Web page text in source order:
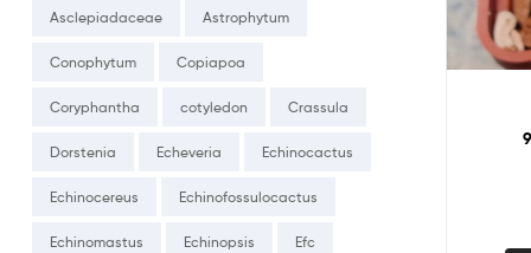
Asclepiadaceae Astrophytum
Conophytum Copiapoa
Coryphantha cotyledon Crassula
Dorstenia Echeveria Echinocactus
Echinocereus Echinofossulocactus
Echinomastus Echinopsis Efc